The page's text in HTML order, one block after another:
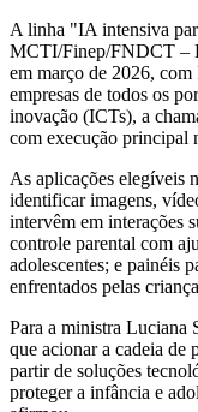
A linha "IA intensiva
MCTI/Finep/FNDCT –
em março de 2026,
empresas de todos os
inovação (ICTs), a
com execução principal
As aplicações elegíveis
identificar imagens,
intervêm em interações
controle parental com
adolescentes; e painéis
enfrentados pelas
Para a ministra Luciana
que acionar a cadeia de
partir de soluções
proteger a infância e